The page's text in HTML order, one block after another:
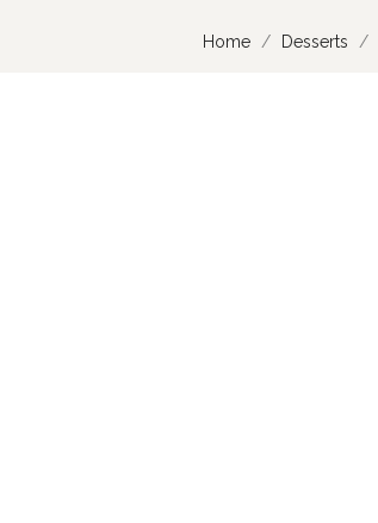
Home Desserts